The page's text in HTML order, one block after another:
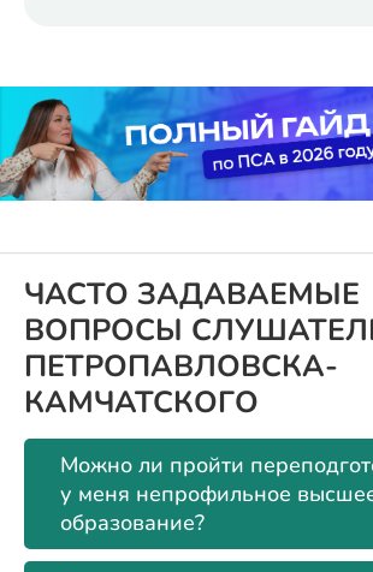
ЧАСТО ЗАДАВАЕМЫЕ
ВОПРОСЫ
ПЕТРОПАВЛОВСКА-
КАМЧАТСКОГО
Можно ли пройти
у меня непрофильное
образование?